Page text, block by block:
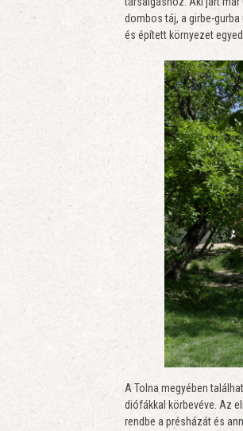
dombos táj, a girbe-
és épített környezet
A Tolna megyében
diófákkal körbevéve. Az
rendbe a présházát és